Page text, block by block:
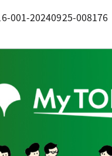
001-20240925-008176